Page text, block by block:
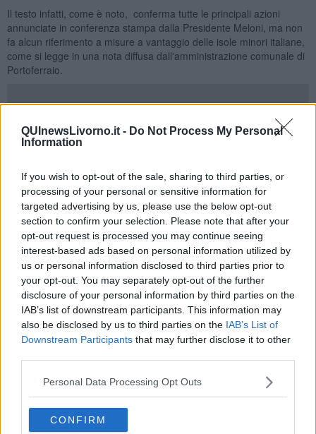
QUInewsLivorno.it - Do Not Process My Personal
Information
If you wish to opt-out of the sale, sharing to third parties, or
processing of your personal or sensitive information for
targeted advertising by us, please use the below opt-out
section to confirm your selection. Please note that after your
opt-out request is processed you may continue seeing
interest-based ads based on personal information utilized by
us or personal information disclosed to third parties prior to
your opt-out. You may separately opt-out of the further
disclosure of your personal information by third parties on the
IAB’s list of downstream participants. This information may
also be disclosed by us to third parties on the IAB’s List of
Downstream Participants that may further disclose it to other
Personal Data Processing Opt Outs
CONFIRM
Il testo infatti, come è noto, conferma tutte le principali azioni
annunciate in conferenza stampa dalla Presidente Meloni, ma non
fa alcun riferimento a misure a vantaggio delle isole minori italiane,
come si legge in una nota diffusa dall'amministrazione comunale di
Portoferraio.
Le osservazioni presentate sono volte a dare attuazione a
provvedimenti già contenuti in altre norme, in particolare in
119 della Costituzione.
Alcuni di questi emendamenti riguardano il servizio sanitario nelle
piccole isole marine,notoriamente particolarmente carente; altri
fanno riferimento allacreazione della ZES unica (*) anche per i
Comuni delle isole minori marine di cui alla norma "Resto al
Sud"; altri ancora sono relativi alturismo nelle isole minori,
anche in attuazione dell'Accordo sul Turismo tra il Ministero e
l'ANCIM, siglato nel gennaio 2022, che mette al centro la
valorizzazione dei territori insulari, dei beni culturali, delle energie
rinnovabili e della competitività delle isole rispetto alle realtà
costiere.
A tutti i componenti della Commissione Bilancio del Senato e ai
Ministri di riferimento sono stati inviati gli emendamenti, ricordando
loro gli esiti del confronto avvenuto nel corso degli Stati Generali
delle Isole Minori di Lipari dell'ottobre scorso: un momento storico
che ha segnato l'avvio di un nuovo percorso per il concreto
riconoscimento del disagio e della fragilità delle isole minori marine.